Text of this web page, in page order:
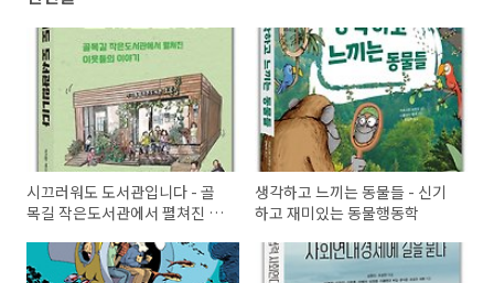
시끄러워도 도서관입니다 - 골
목길 작은도서관에서 펼쳐진 이
생각하고 느끼는 동물들 - 신기
하고 재미있는 동물행동학